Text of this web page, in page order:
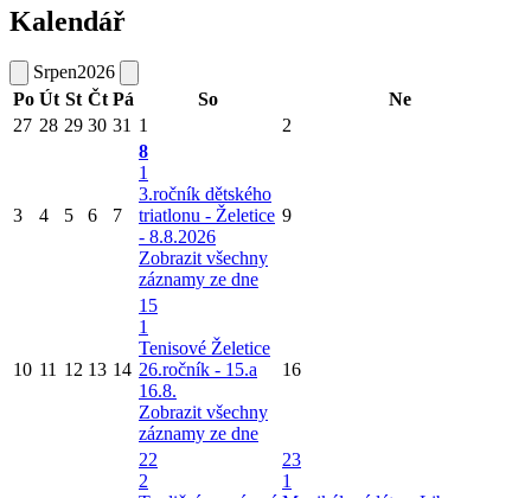
Kalendář
Srpen2026
Po Út St Čt Pá So
Ne
27 28 29 30 31 1 2
3 4 5 6 7
8
1
3.ročník dětského
triatlonu - Želetice
- 8.8.2026
Zobrazit všechny
záznamy ze dne
9
10 11 12 13 14
15
1
Tenisové Želetice
26.ročník - 15.a
16.8.
Zobrazit všechny
záznamy ze dne
16
22
2
23
1